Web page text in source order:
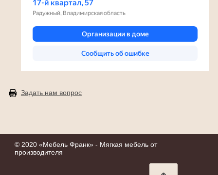
Задать нам вопрос
© 2020 «Мебель Франк» - Мягкая мебель от
производителя